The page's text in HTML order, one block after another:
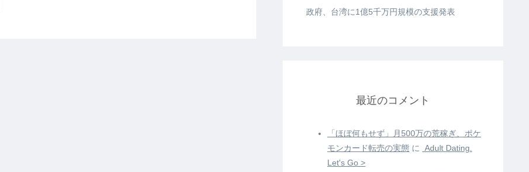
政府、台湾に1億5千万円規模の支援発表
最近のコメント
「ほぼ何もせず」月500万の荒稼ぎ、ポケ
モンカード転売の実態 に
️ Adult Dating.
Let's Go >